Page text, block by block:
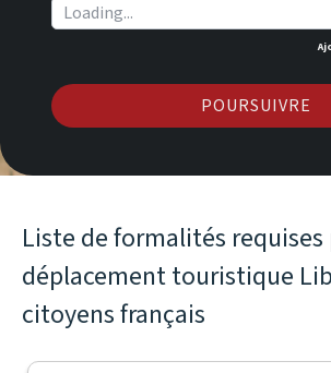
POURSUIVRE
Liste de formalités requises
déplacement touristique
citoyens français